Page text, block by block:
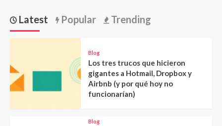
Latest Popular Trending
Blog
Los tres trucos que hicieron
gigantes a Hotmail, Dropbox y
Airbnb (y por qué hoy no
funcionarían)
Blog